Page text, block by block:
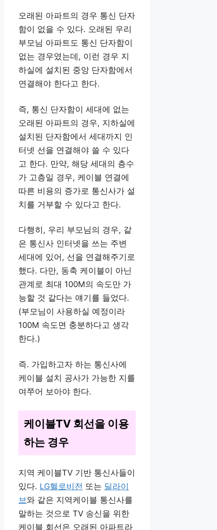
오래된 아파트의 경우 통신 단자
함이 없을 수 있다. 오래된 우리
부모님 아파트도 통신 단자함이
없는 경우였는데, 이런 경우 지
하실에 설치된 중앙 단자함에서
연결해야 한다고 한다.
즉, 통신 단자함이 세대에 없는
오래된 아파트의 경우, 지하실에
설치된 단자함에서 세대까지 인
터넷 선을 연결해야 쓸 수 있다
고 한다. 만약, 해당 세대의 층수
가 고층일 경우, 케이블 연결에
따른 비용의 증가로 통신사가 설
치를 거부할 수 있다고 한다.
다행히, 우리 부모님의 경우, 같
은 통신사 인터넷을 쓰는 주변
세대에 있어, 선을 연결해주기로
했다. 다만, 동축 케이블이 아닌
관계로 최대 100M의 속도만 가
능할 것 같다는 얘기를 들었다.
(부모님이 사용하실 예정이라
100M 속도면 충분하다고 생각
한다.)
즉. 가입하고자 하는 통신사에
케이블 설치 공사가 가능한 지를
여쭈어 보아야 한다.
케이블TV 회선을 이용
하는 경우
지역 케이블TV 기반 통신사들이
있다. LG헬로비전 또는 딜라이
브 와 같은 지역케이블 통신사를
말하는 것으로 TV 송신을 위한
케이블 회선은 오래된 아파트라